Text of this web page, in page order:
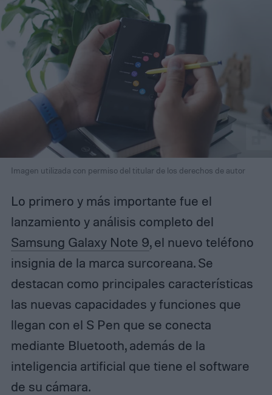
Imagen utilizada con permiso del titular de los derechos de autor
Lo primero y más importante fue el
lanzamiento y análisis completo del
Samsung Galaxy Note 9, el nuevo teléfono
insignia de la marca surcoreana. Se
destacan como principales características
las nuevas capacidades y funciones que
llegan con el S Pen que se conecta
mediante Bluetooth, además de la
inteligencia artificial que tiene el software
de su cámara.